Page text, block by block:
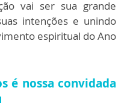
vai ser sua grande
intenções e unindo
espiritual do Ano
é nossa convidada